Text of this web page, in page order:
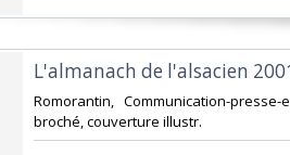
‎L'almanach de l'alsacien
‎Romorantin, Communication-
broché, couverture illustr.‎